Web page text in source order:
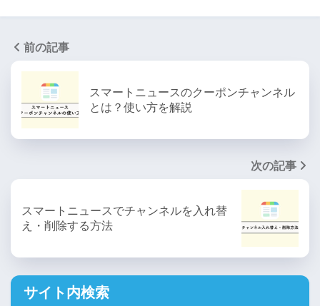
前の記事
スマートニュースのクーポンチャンネル
とは？使い方を解説
次の記事
スマートニュースでチャンネルを入れ替
え・削除する方法
サイト内検索